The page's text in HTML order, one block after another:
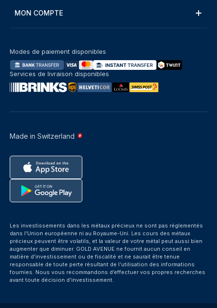
MON COMPTE
Made in Switzerland
Modes de paiement disponibles
Services de livraison disponibles
Les investissements dans les métaux précieux ne sont pas réglementés
dans l’Union européenne ni au Royaume-Uni. Les cours des métaux
précieux peuvent être volatils, et la valeur de votre métal peut aussi bien
augmenter que diminuer. GOLD AVENUE ne fournit aucun conseil en
matière d’investissement ou de fiscalité et ne saurait être tenue
responsable de toute perte résultant de l’utilisation des informations
fournies. Nous vous recommandons d’effectuer vos propres recherches
avant toute décision d’investissement.